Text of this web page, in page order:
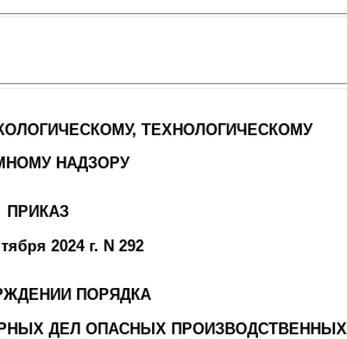
ТЕХНОЛОГИЧЕСКОМУ
НАДЗОРУ
ПРИКАЗ
2024 г. N 292
ПОРЯДКА
ДЕЛ ОПАСНЫХ ПРОИЗВОДСТВЕННЫХ